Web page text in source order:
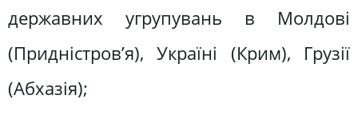
державних угрупувань в Молдові
(Придністров’я), Україні (Крим), Грузії
(Абхазія);